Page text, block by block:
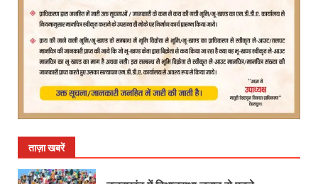
ताज़ा खबरें